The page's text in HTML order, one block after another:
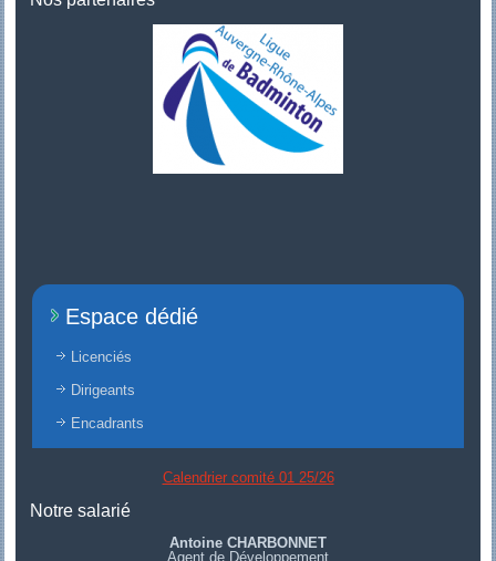
Espace dédié
Licenciés
Dirigeants
Encadrants
Calendrier comité 01 25/26
Notre salarié
Antoine CHARBONNET
Agent de Développement